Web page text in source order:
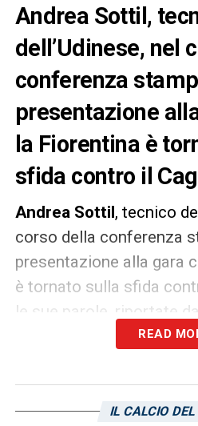
Andrea Sottil,
dell’Udinese, nel
conferenza
presentazione
la Fiorentina è
sfida contro il
Andrea Sottil, tecnico
corso della conferenza
presentazione alla gara
è tornato sulla sfida
le sue parole, riportate da
non abbiamo avuto solo
ce l’ha sulla sua
aperto e calcia male. Lì
READ
IL CALCIO